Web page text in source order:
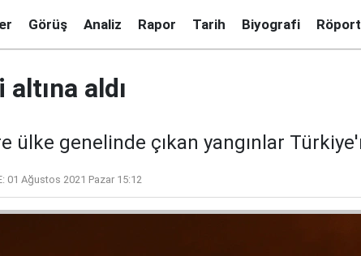
Görüş Analiz Rapor Tarih Biyografi
aldı
ülke genelinde çıkan yangınlar
01 Ağustos 2021 Pazar 15:12